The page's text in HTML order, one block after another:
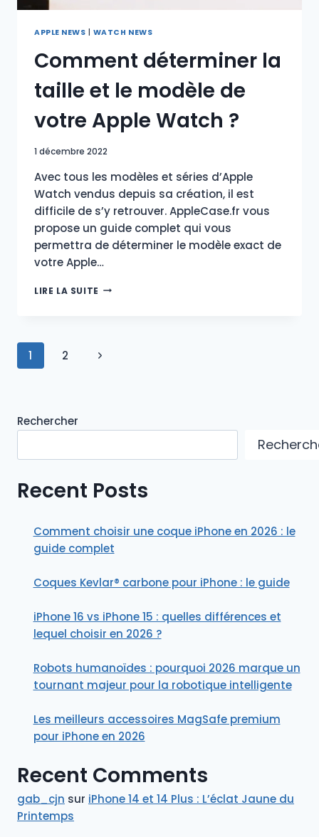
APPLE NEWS WATCH NEWS
Comment déterminer la
taille et le modèle de
votre Apple Watch ?
1 décembre 2022
Avec tous les modèles et séries d’Apple
Watch vendus depuis sa création, il est
difficile de s’y retrouver. AppleCase.fr vous
propose un guide complet qui vous
permettra de déterminer le modèle exact de
votre Apple…
LIRE LA SUITE COMMENT
LE
Navigation
page
1 2
Page
Rechercher
Recent Posts
Comment choisir une coque iPhone en 2026 : le
guide complet
Coques Kevlar® carbone pour iPhone : le guide
iPhone 16 vs iPhone 15 : quelles différences et
lequel choisir en 2026 ?
Robots humanoïdes : pourquoi 2026 marque un
tournant majeur pour la robotique intelligente
Les meilleurs accessoires MagSafe premium
pour iPhone en 2026
Recent Comments
gab_cjn sur iPhone 14 et 14 Plus : L’éclat Jaune du
Printemps